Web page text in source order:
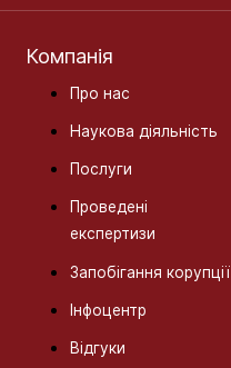
Компанія
Про нас
Наукова діяльність
Послуги
Проведені
експертизи
Запобігання корупції
Інфоцентр
Відгуки